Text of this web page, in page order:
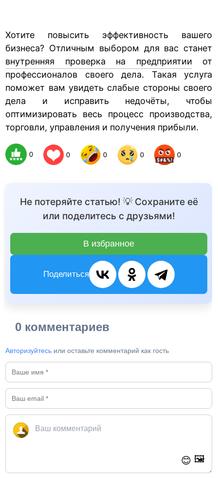
Хотите повысить эффективность вашего
бизнеса? Отличным выбором для вас станет
внутренняя проверка на предприятии от
профессионалов своего дела. Такая услуга
поможет вам увидеть слабые стороны своего
дела и исправить недочёты, чтобы
оптимизировать весь процесс производства,
торговли, управления и получения прибыли.
0 0 0 0 0
Не потеряйте статью! 💡 Сохраните её
или поделитесь с друзьями!
В избранное
Поделиться
0 комментариев
Авторизуйтесь или оставьте комментарий как гость
😊 🖼️